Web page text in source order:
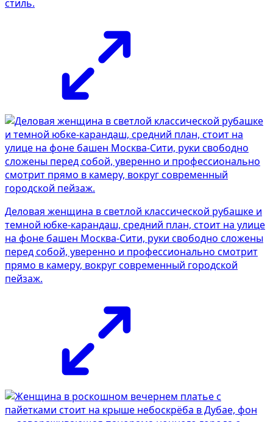
стиль.
Деловая женщина в светлой классической рубашке и
темной юбке-карандаш, средний план, стоит на улице
на фоне башен Москва-Сити, руки свободно сложены
перед собой, уверенно и профессионально смотрит
прямо в камеру, вокруг современный городской
пейзаж.